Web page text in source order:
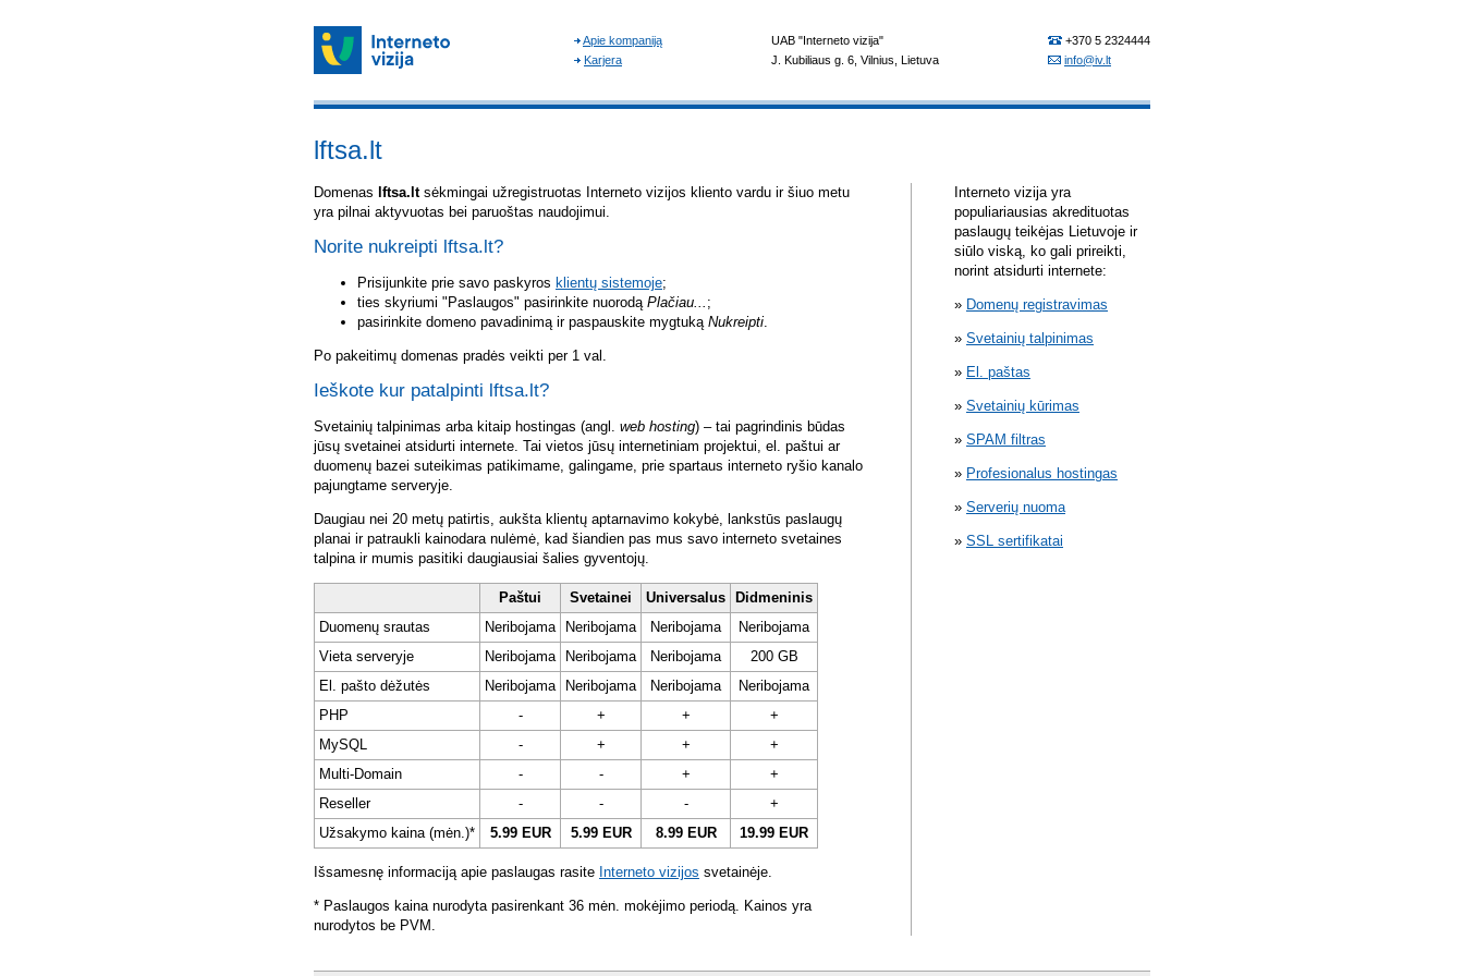
lftsa.lt
Domenas lftsa.ltsėkmingai užregistruotas Interneto vizijos kliento vardu ir šiuo metu
yra pilnai aktyvuotas bei paruoštas naudojimui.
Norite nukreipti lftsa.lt?
Prisijunkite prie savo paskyros klientų sistemoje;
ties skyriumi "Paslaugos" pasirinkite nuorodą Plačiau... ;
pasirinkite domeno pavadinimą ir paspauskite mygtuką Nukreipti.
Po pakeitimų domenas pradės veikti per 1 val.
Ieškote kur patalpinti lftsa.lt?
Svetainių talpinimas arba kitaip hostingas (angl. web hosting) – tai pagrindinis būdas
jūsų svetainei atsidurti internete. Tai vietos jūsų internetiniam projektui, el. paštui ar
duomenų bazei suteikimas patikimame, galingame, prie spartaus interneto ryšio kanalo
pajungtame serveryje.
Daugiau nei 20 metų patirtis, aukšta klientų aptarnavimo kokybė, lankstūs paslaugų
planai ir patraukli kainodara nulėmė, kad šiandien pas mus savo interneto svetaines
talpina ir mumis pasitiki daugiausiai šalies gyventojų.
Paštui Svetainei Universalus
Didmeninis
Duomenų srautas
Neribojama Neribojama Neribojama
Neribojama
Vieta serveryje
Neribojama Neribojama Neribojama
200 GB
El. pašto dėžutės
Neribojama Neribojama Neribojama
Neribojama
PHP
- + +
+
MySQL
- + +
+
Multi-Domain
- - +
+
Reseller
- - -
+
Užsakymo kaina (mėn.)*
5.99 EUR 5.99 EUR 8.99 EUR 19.99 EUR
Išsamesnę informaciją apie paslaugas rasite Interneto vizijos svetainėje.
* Paslaugos kaina nurodyta pasirenkant 36 mėn. mokėjimo periodą. Kainos yra
nurodytos be PVM.
Interneto vizija yra
populiariausias akredituotas
paslaugų teikėjas Lietuvoje ir
siūlo viską, ko gali prireikti,
norint atsidurti internete:
Domenų registravimas
Svetainių talpinimas
El. paštas
Svetainių kūrimas
SPAM filtras
Profesionalus hostingas
Serverių nuoma
SSL sertifikatai